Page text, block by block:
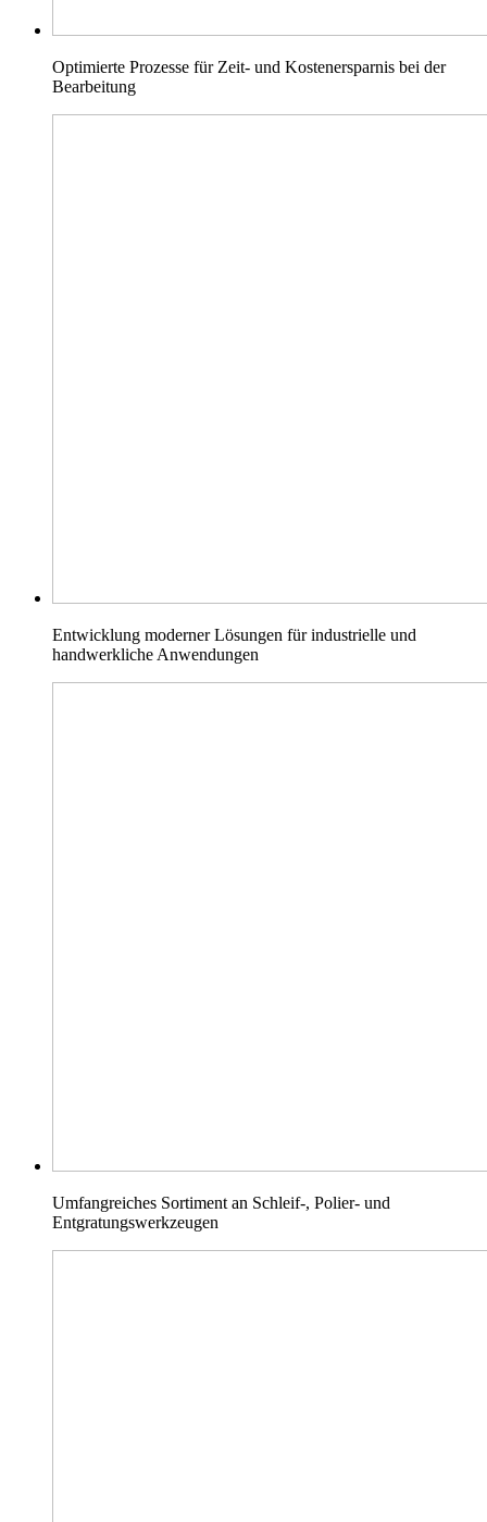
Optimierte Prozesse für Zeit- und Kostenersparnis bei der
Bearbeitung
Entwicklung moderner Lösungen für industrielle und
handwerkliche Anwendungen
Umfangreiches Sortiment an Schleif-, Polier- und
Entgratungswerkzeugen